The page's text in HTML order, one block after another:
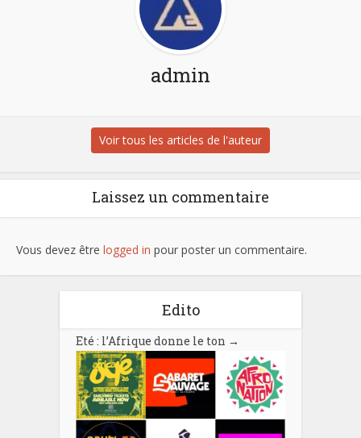
admin
Voir tous les articles de l'auteur
Laissez un commentaire
Vous devez être logged in pour poster un commentaire.
Edito
Eté : l’Afrique donne le ton →